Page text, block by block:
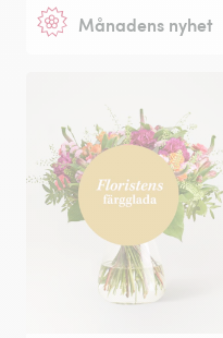
Månadens nyhet